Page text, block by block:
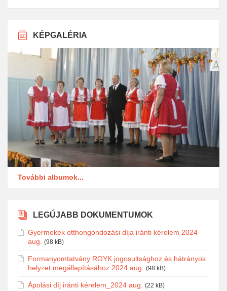
KÉPGALÉRIA
További albumok...
LEGÚJABB DOKUMENTUMOK
Gyermekek otthongondozási díja iránti kérelem 2024
aug.
(98 kB)
Formanyomtatvány RGYK jogosultsághoz és hátrányos
helyzet megállapításához 2024 aug.
(98 kB)
Ápolási díj iránti kérelem_2024 aug. (22 kB)